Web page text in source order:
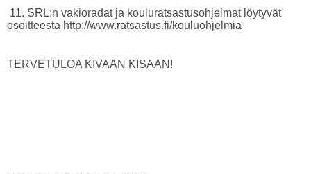
11. SRL:n vakioradat ja kouluratsastusohjelmat löytyvät
osoitteesta http://www.ratsastus.fi/kouluohjelmia
TERVETULOA KIVAAN KISAAN!